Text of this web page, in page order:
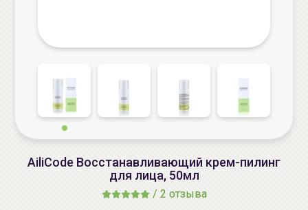
AiliCode Восстанавливающий крем-пилинг
для лица, 50мл
/ 2 отзыва